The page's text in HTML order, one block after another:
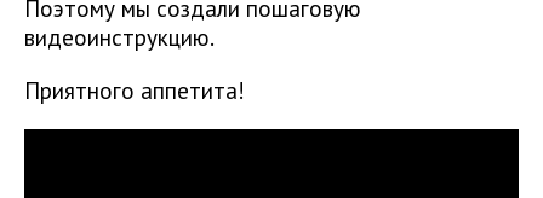
Поэтому мы создали пошаговую
видеоинструкцию.
Приятного аппетита!